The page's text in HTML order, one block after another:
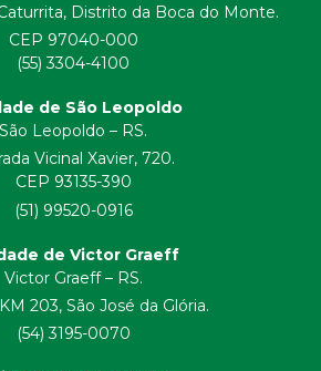
Distrito da Boca do Monte.
CEP 97040-000
(55) 3304-4100
de São Leopoldo
São Leopoldo – RS.
Vicinal Xavier, 720.
CEP 93135-390
(51) 99520-0916
de Victor Graeff
Victor Graeff – RS.
203, São José da Glória.
(54) 3195-0070